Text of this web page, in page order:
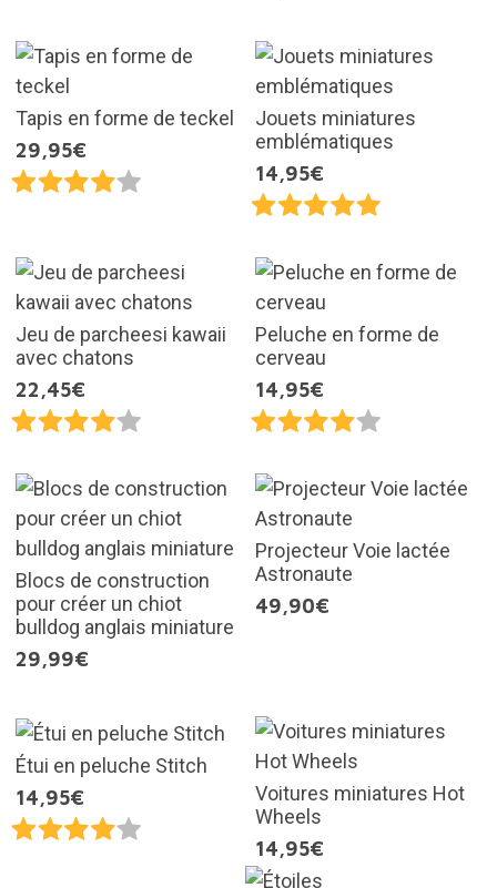
Tapis en forme de teckel
29,95€
Jouets miniatures
emblématiques
14,95€
Jeu de parcheesi kawaii
avec chatons
22,45€
Peluche en forme de
cerveau
14,95€
Blocs de construction
pour créer un chiot
bulldog anglais miniature
29,99€
Projecteur Voie lactée
Astronaute
49,90€
Étui en peluche Stitch
14,95€
Voitures miniatures Hot
Wheels
14,95€